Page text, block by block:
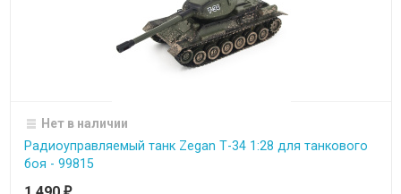
Нет в наличии
Радиоуправляемый танк Zegan Т-34 1:28 для танкового
боя - 99815
₽